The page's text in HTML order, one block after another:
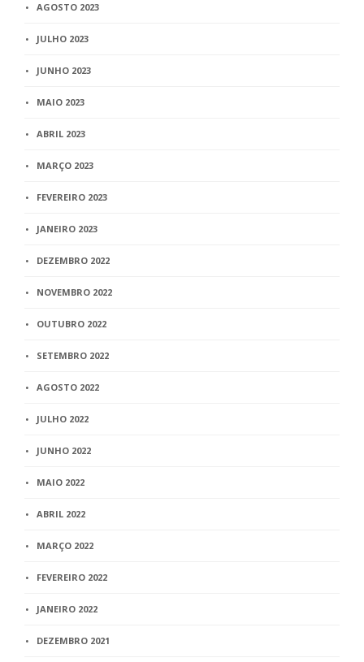
AGOSTO 2023
JULHO 2023
JUNHO 2023
MAIO 2023
ABRIL 2023
MARÇO 2023
FEVEREIRO 2023
JANEIRO 2023
DEZEMBRO 2022
NOVEMBRO 2022
OUTUBRO 2022
SETEMBRO 2022
AGOSTO 2022
JULHO 2022
JUNHO 2022
MAIO 2022
ABRIL 2022
MARÇO 2022
FEVEREIRO 2022
JANEIRO 2022
DEZEMBRO 2021